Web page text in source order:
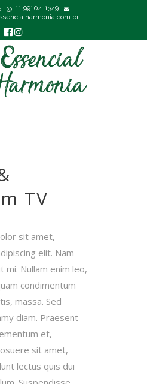
11 99104-1349
TV
sit amet,
elit. Nam
mi. Nullam enim leo,
condimentum
massa. Sed
diam. Praesent
et,
sit amet,
lectus quis dui